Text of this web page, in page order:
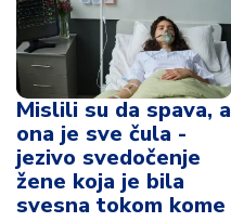
Mislili su da spava, a
ona je sve čula -
jezivo svedočenje
žene koja je bila
svesna tokom kome